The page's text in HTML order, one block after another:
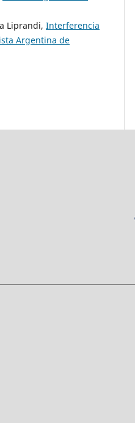
Liprandi, Interferencia
Argentina de